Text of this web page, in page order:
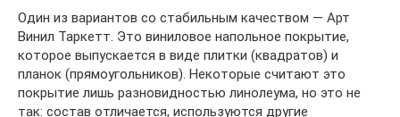
Один из вариантов со стабильным качеством — Арт
Винил Таркетт. Это виниловое напольное покрытие,
которое выпускается в виде плитки (квадратов) и
планок (прямоугольников). Некоторые считают это
покрытие лишь разновидностью линолеума, но это не
так: состав отличается, используются другие